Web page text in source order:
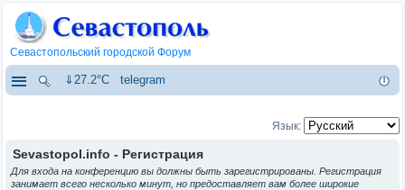
Севастопольский городской Форум
⇓27.2°C telegram
Язык:
Sevastopol.info - Регистрация
Для входа на конференцию вы должны быть зарегистрированы. Регистрация
занимает всего несколько минут, но предоставляет вам более широкие